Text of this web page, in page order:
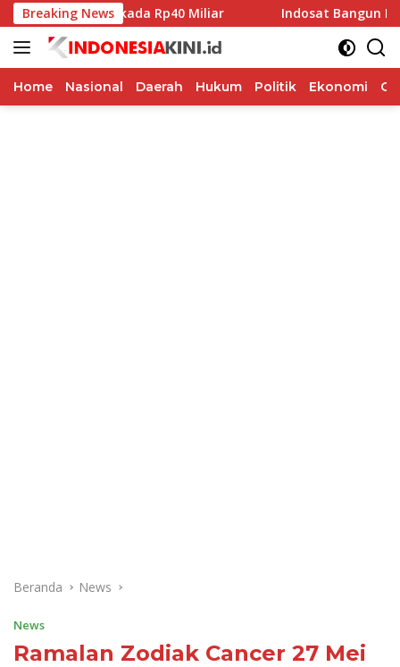
Langsung
ke
konten
Breaking News
Hibah Pilkada Rp40 Miliar Indosat Bangun
Home Nasional Daerah Hukum Politik Ekonomi
Beranda News
News
Ramalan Zodiak Cancer 27 Mei